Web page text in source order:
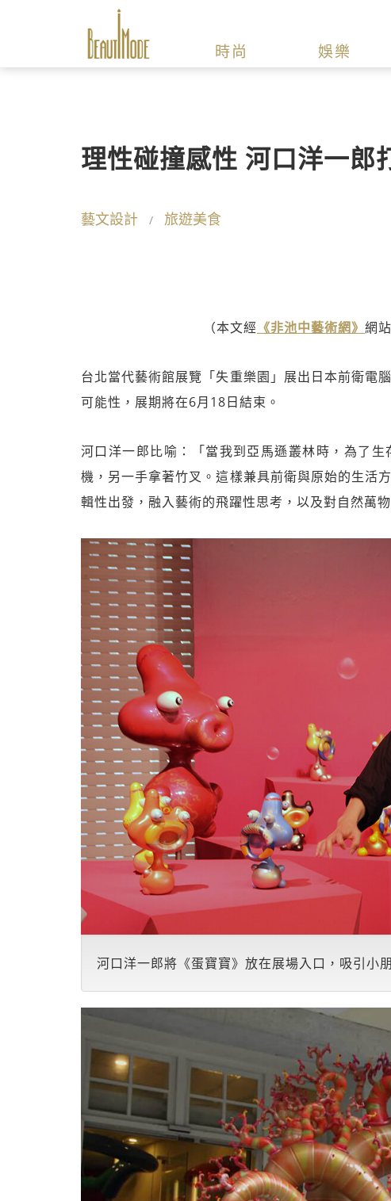
時尚 娛樂
理性碰撞感性 河口洋一郎
藝文設計 旅遊美食
（本文經 《非池中藝術網》 網
台北當代藝術館展覽「失重樂園」展出日本前衛電
可能性，展期將在6月18日結束。
河口洋一郎比喻：「當我到亞馬遜叢林時，為了
機，另一手拿著竹叉。這樣兼具前衛與原始的生活
輯性出發，融入藝術的飛躍性思考，以及對自然萬物
河口洋一郎將《蛋寶寶》放在展場入口，吸引小